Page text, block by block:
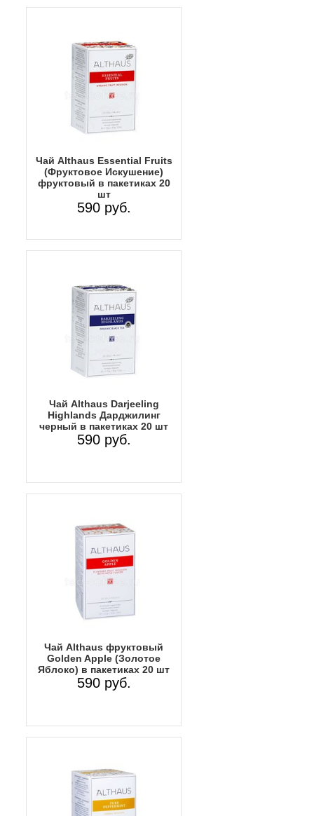
Чай Althaus Essential Fruits
(Фруктовое Искушение)
фруктовый в пакетиках 20
шт
590 руб.
Чай Althaus Darjeeling
Highlands Дарджилинг
черный в пакетиках 20 шт
590 руб.
Чай Althaus фруктовый
Golden Apple (Золотое
Яблоко) в пакетиках 20 шт
590 руб.